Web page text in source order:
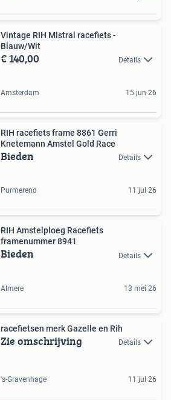
Vintage RIH Mistral racefiets -
Blauw/Wit
€ 140,00 Details
Amsterdam 15 jun 26
RIH racefiets frame 8861 Gerri
Knetemann Amstel Gold Race
Bieden Details
Purmerend 11 jul 26
RIH Amstelploeg Racefiets
framenummer 8941
Bieden Details
Almere 13 mei 26
racefietsen merk Gazelle en Rih
Zie omschrijving Details
's-Gravenhage 11 jul 26